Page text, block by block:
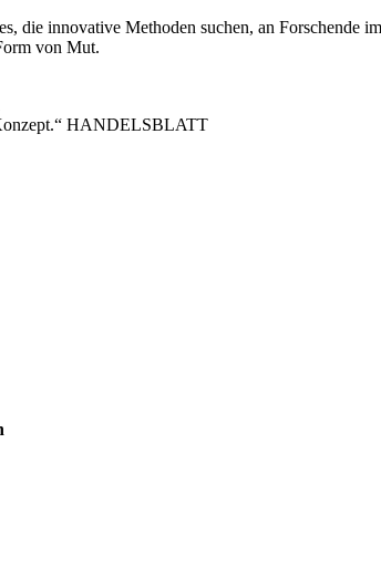
die innovative Methoden suchen, an
von Mut.
HANDELSBLATT